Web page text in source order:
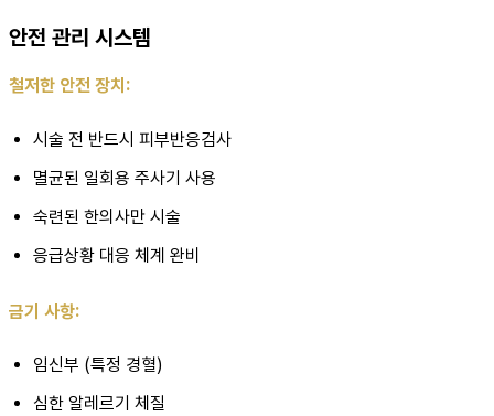
안전 관리 시스템
철저한 안전 장치:
시술 전 반드시 피부반응검사
멸균된 일회용 주사기 사용
숙련된 한의사만 시술
응급상황 대응 체계 완비
금기 사항:
임신부 (특정 경혈)
심한 알레르기 체질